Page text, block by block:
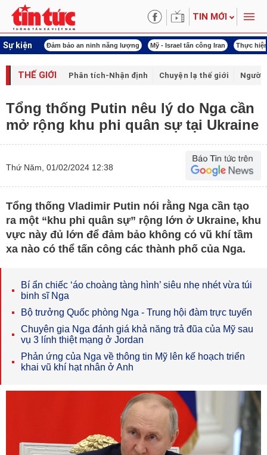
TIN MỚI
Sự kiện
khóa XVI Đảm bảo an ninh năng lượng Mỹ - Israel tấn công Iran Thực
THẾ GIỚI Phân tích-Nhận định Chuyện lạ thế giới Người
Tổng thống Putin nêu lý do Nga cần
mở rộng khu phi quân sự tại Ukraine
Thứ Năm, 01/02/2024 12:38
Tổng thống Vladimir Putin nói rằng Nga cần tạo
ra một “khu phi quân sự” rộng lớn ở Ukraine, khu
vực này đủ lớn để đảm bảo không có vũ khí tầm
xa nào có thể tấn công các thành phố của Nga.
Bí ẩn chiếc ‘áo choàng tàng hình’ siêu nhẹ nhét vừa túi
binh sĩ Nga
Bộ trưởng Quốc phòng Nga - Trung hội đàm trực tuyến
Chuyên gia Nga đánh giá khả năng trả đũa của Mỹ sau
vụ 3 lính thiệt mạng ở Jordan
Phản ứng của Nga về thông tin Mỹ lên kế hoạch triển
khai vũ khí hạt nhân ở Anh